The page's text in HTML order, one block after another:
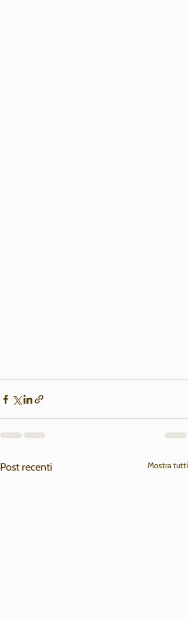
Post recenti Mostra tutti